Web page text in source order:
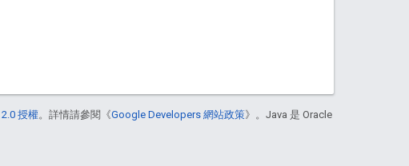
授權。詳情請參閱《Google Developers 網站政策》。Java 是 Oracle